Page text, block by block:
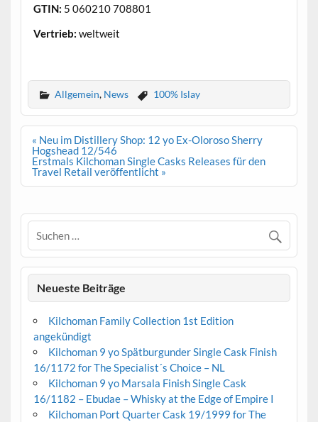
GTIN: 5 060210 708801
Vertrieb: weltweit
Allgemein, News 100% Islay
Beitrags-
Navigation
« Neu im Distillery Shop: 12 yo Ex-Oloroso Sherry
Hogshead 12/546
Erstmals Kilchoman Single Casks Releases für den
Travel Retail veröffentlicht »
Neueste Beiträge
Kilchoman Family Collection 1st Edition
angekündigt
Kilchoman 9 yo Spätburgunder Single Cask Finish
16/1172 for The Specialist´s Choice – NL
Kilchoman 9 yo Marsala Finish Single Cask
16/1182 – Ebudae – Whisky at the Edge of Empire I
Kilchoman Port Quarter Cask 19/1999 for The